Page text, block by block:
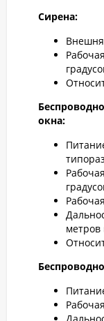
Сирена:
окна: